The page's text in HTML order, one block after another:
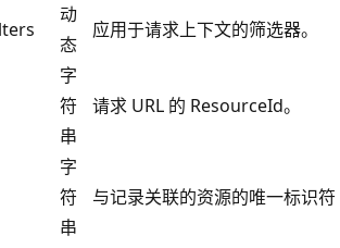
动
态
应用于请求上下文的筛选器。
字
符
串
请求 URL 的 ResourceId。
字
符
串
与记录关联的资源的唯一标识符